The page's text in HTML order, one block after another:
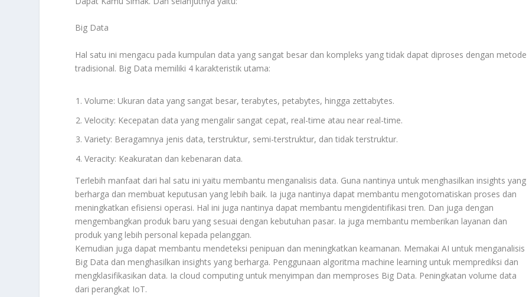
Big Data
Hal satu ini mengacu pada kumpulan data yang sangat besar dan kompleks yang tidak dapat diproses dengan metode
tradisional. Big Data memiliki 4 karakteristik utama:
Volume: Ukuran data yang sangat besar, terabytes, petabytes, hingga zettabytes.
Velocity: Kecepatan data yang mengalir sangat cepat, real-time atau near real-time.
Variety: Beragamnya jenis data, terstruktur, semi-terstruktur, dan tidak terstruktur.
Veracity: Keakuratan dan kebenaran data.
Terlebih manfaat dari hal satu ini yaitu membantu menganalisis data. Guna nantinya untuk menghasilkan insights yang
berharga dan membuat keputusan yang lebih baik. Ia juga nantinya dapat membantu mengotomatiskan proses dan
meningkatkan efisiensi operasi. Hal ini juga nantinya dapat membantu mengidentifikasi tren. Dan juga dengan
mengembangkan produk baru yang sesuai dengan kebutuhan pasar. Ia juga membantu memberikan layanan dan
produk yang lebih personal kepada pelanggan.
Kemudian juga dapat membantu mendeteksi penipuan dan meningkatkan keamanan. Memakai AI untuk menganalisis
Big Data dan menghasilkan insights yang berharga. Penggunaan algoritma machine learning untuk memprediksi dan
mengklasifikasikan data. Ia cloud computing untuk menyimpan dan memproses Big Data. Peningkatan volume data
dari perangkat IoT.